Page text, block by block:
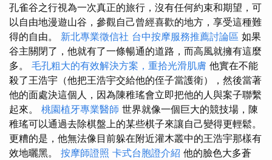
孔雀谷之行視為一次真正的旅行，沒有任何約束和期望，可
以自由地漫遊山谷，參觀自己曾經喜歡的地方，享受這種難
得的自由。 新北專業徵信社 台中按摩服務推薦討論區 如果
谷主關閉了，他就有了一條暢通的道路，而高風就擁有這麼
多。 毛孔粗大的有效解決方案，重拾光滑肌膚 他實在不能
殺了王浩宇（他把王浩宇交給他的侄子當護衛），然後當著
他的面處決這個人，因為陳稚瑤會立即把他的人與案子聯繫
起來。 桃園植牙專業醫師 世界就像一個巨大的競技場，陳
稚瑤可以通過去除棋盤上的某些棋子來讓自己變得更輕鬆。
更糟的是，他無法像目前躲在附近灌木叢中的王浩宇那樣有
效地曬黑。 按摩師證照 卡式台胞證介紹 他的臉色大多蒼